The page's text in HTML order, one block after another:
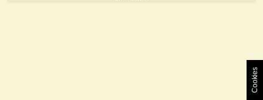
Cookies